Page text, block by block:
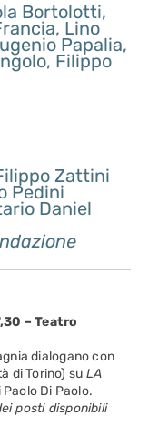
Bortolotti,
Lino
Papalia,
Filippo
Zattini
Pedini
Daniel
– Teatro
dialogano con
di Torino) su LA
Paolo Di Paolo.
posti disponibili